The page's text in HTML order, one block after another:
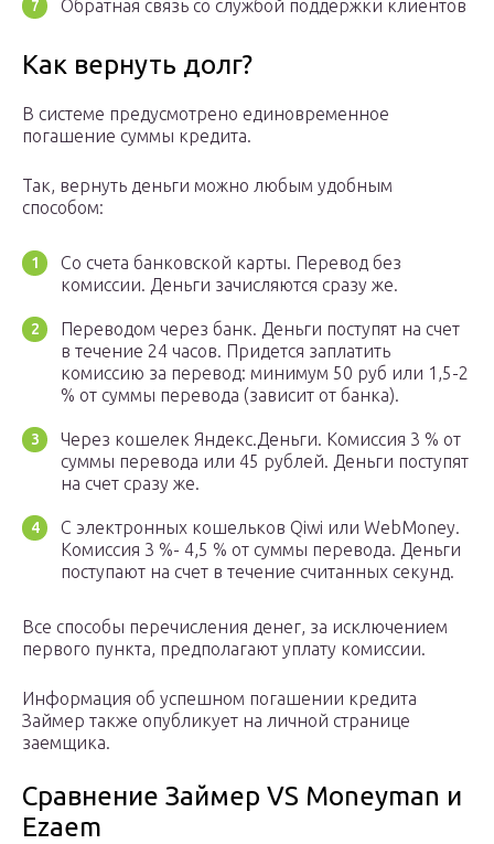
Обратная связь со службой поддержки клиентов
Как вернуть долг?
В системе предусмотрено единовременное
погашение суммы кредита.
Так, вернуть деньги можно любым удобным
способом:
Со счета банковской карты. Перевод без
комиссии. Деньги зачисляются сразу же.
Переводом через банк. Деньги поступят на счет
в течение 24 часов. Придется заплатить
комиссию за перевод: минимум 50 руб или 1,5-2
% от суммы перевода (зависит от банка).
Через кошелек Яндекс.Деньги. Комиссия 3 % от
суммы перевода или 45 рублей. Деньги поступят
на счет сразу же.
С электронных кошельков Qiwi или WebMoney.
Комиссия 3 %- 4,5 % от суммы перевода. Деньги
поступают на счет в течение считанных секунд.
Все способы перечисления денег, за исключением
первого пункта, предполагают уплату комиссии.
Информация об успешном погашении кредита
Займер также опубликует на личной странице
заемщика.
Сравнение Займер VS Moneyman и
Ezaem